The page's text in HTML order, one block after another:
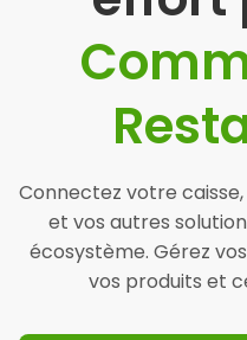
Connectez votre
et vos autres
écosystème. Gérez
vos produits et